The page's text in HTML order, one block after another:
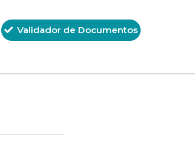
Validador de Documentos